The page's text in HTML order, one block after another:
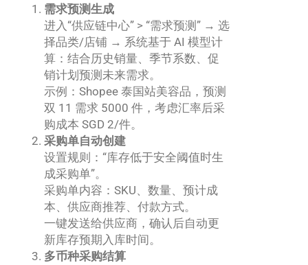
需求预测生成
进入“供应链中心” > “需求预测” → 选
择品类/店铺 → 系统基于 AI 模型计
算：结合历史销量、季节系数、促
销计划预测未来需求。
示例：Shopee 泰国站美容品，预测
双 11 需求 5000 件，考虑汇率后采
购成本 SGD 2/件。
采购单自动创建
设置规则：“库存低于安全阈值时生
成采购单”。
采购单内容：SKU、数量、预计成
本、供应商推荐、付款方式。
一键发送给供应商，确认后自动更
新库存预期入库时间。
多币种采购结算